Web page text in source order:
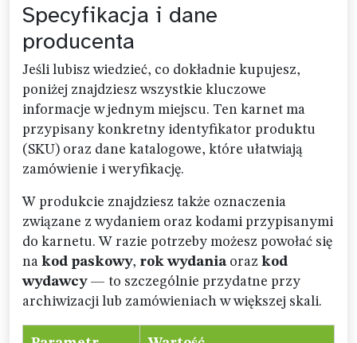
Specyfikacja i dane
producenta
Jeśli lubisz wiedzieć, co dokładnie kupujesz,
poniżej znajdziesz wszystkie kluczowe
informacje w jednym miejscu. Ten karnet ma
przypisany konkretny identyfikator produktu
(SKU) oraz dane katalogowe, które ułatwiają
zamówienie i weryfikację.
W produkcie znajdziesz także oznaczenia
związane z wydaniem oraz kodami przypisanymi
do karnetu. W razie potrzeby możesz powołać się
na kod paskowy, rok wydaniaoraz kod
wydawcy— to szczególnie przydatne przy
archiwizacji lub zamówieniach w większej skali.